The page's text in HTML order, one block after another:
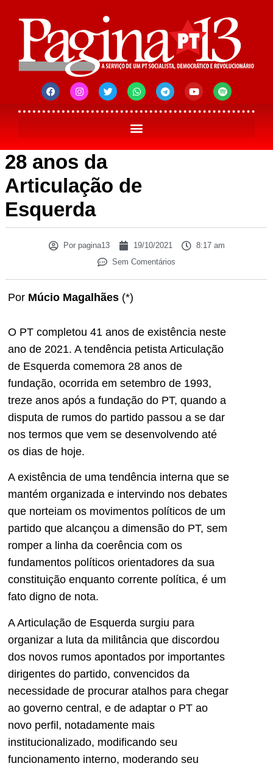
28 anos da
Articulação de
Esquerda
Porpagina13 19/10/2021
8:17 am
Sem Comentários
Por Múcio Magalhães (*)
O PT completou 41 anos de existência neste
ano de 2021. A tendência petista Articulação
de Esquerda comemora 28 anos de
fundação, ocorrida em setembro de 1993,
treze anos após a fundação do PT, quando a
disputa de rumos do partido passou a se dar
nos termos que vem se desenvolvendo até
os dias de hoje.
A existência de uma tendência interna que se
mantém organizada e intervindo nos debates
que norteiam os movimentos políticos de um
partido que alcançou a dimensão do PT, sem
romper a linha da coerência com os
fundamentos políticos orientadores da sua
constituição enquanto corrente política, é um
fato digno de nota.
A Articulação de Esquerda surgiu para
organizar a luta da militância que discordou
dos novos rumos apontados por importantes
dirigentes do partido, convencidos da
necessidade de procurar atalhos para chegar
ao governo central, e de adaptar o PT ao
novo perfil, notadamente mais
institucionalizado, modificando seu
funcionamento interno, moderando seu